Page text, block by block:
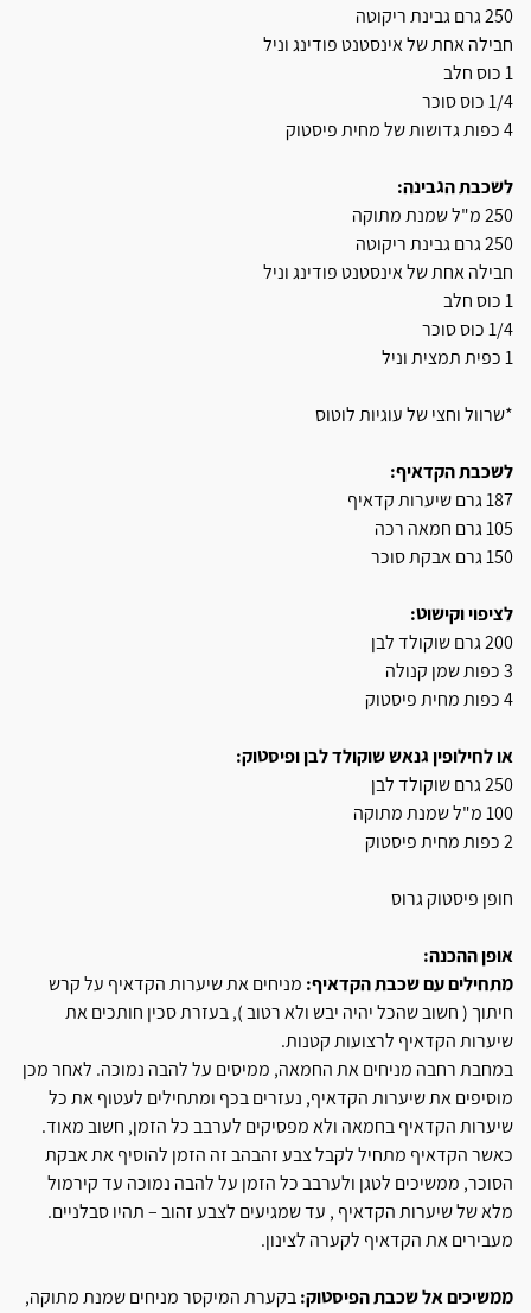
250 גרם גבינת ריקוטה
חבילה אחת של אינסטנט פודינג וניל
1 כוס חלב
1/4 כוס סוכר
4 כפות גדושות של מחית פיסטוק
לשכבת הגבינה:
250 מ"ל שמנת מתוקה
250 גרם גבינת ריקוטה
חבילה אחת של אינסטנט פודינג וניל
1 כוס חלב
1/4 כוס סוכר
1 כפית תמצית וניל
*שרוול וחצי של עוגיות לוטוס
לשכבת הקדאיף:
187 גרם שיערות קדאיף
105 גרם חמאה רכה
150 גרם אבקת סוכר
לציפוי וקישוט:
200 גרם שוקולד לבן
3 כפות שמן קנולה
4 כפות מחית פיסטוק
או לחילופין גנאש שוקולד לבן ופיסטוק:
250 גרם שוקולד לבן
100 מ"ל שמנת מתוקה
2 כפות מחית פיסטוק
חופן פיסטוק גרוס
אופן ההכנה:
מתחילים עם שכבת הקדאיף: מניחים את שיערות הקדאיף על קרש
חיתוך ( חשוב שהכל יהיה יבש ולא רטוב ), בעזרת סכין חותכים את
שיערות הקדאיף לרצועות קטנות.
במחבת רחבה מניחים את החמאה, ממיסים על להבה נמוכה. לאחר מכן
מוסיפים את שיערות הקדאיף, נעזרים בכף ומתחילים לעטוף את כל
שיערות הקדאיף בחמאה ולא מפסיקים לערבב כל הזמן, חשוב מאוד.
כאשר הקדאיף מתחיל לקבל צבע זהבהב זה הזמן להוסיף את אבקת
הסוכר, ממשיכים לטגן ולערבב כל הזמן על להבה נמוכה עד קירמול
מלא של שיערות הקדאיף , עד שמגיעים לצבע זהוב – תהיו סבלניים.
מעבירים את הקדאיף לקערה לצינון.
ממשיכים אל שכבת הפיסטוק: בקערת המיקסר מניחים שמנת מתוקה,